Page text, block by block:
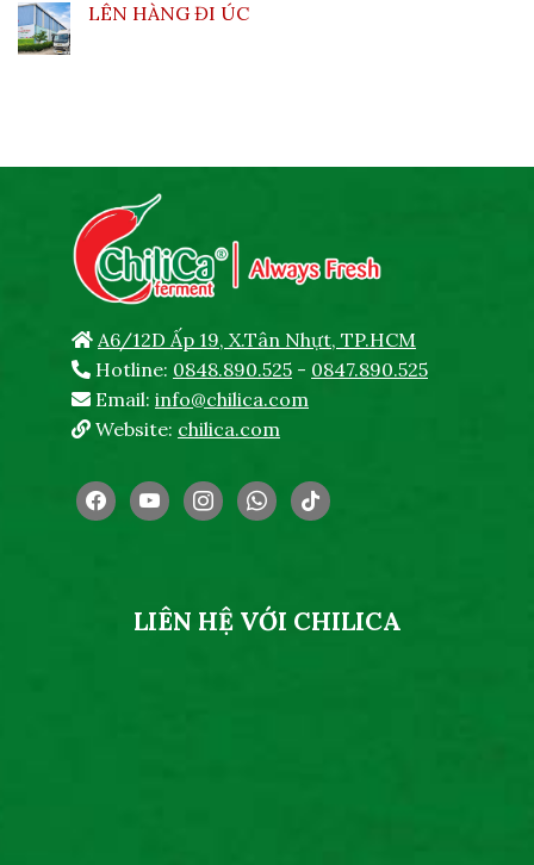
LÊN HÀNG ĐI ÚC
A6/12D Ấp 19, X.Tân Nhựt, TP.HCM
Hotline: 0848.890.525 - 0847.890.525
Email: info@chilica.com
Website: chilica.com
facebookyoutubeinstagramwhatsapp
tiktok
LIÊN HỆ VỚI CHILICA